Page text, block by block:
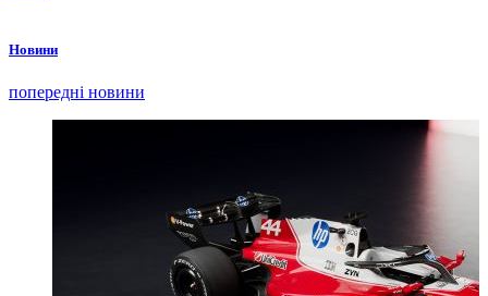
Новини
попередні новини